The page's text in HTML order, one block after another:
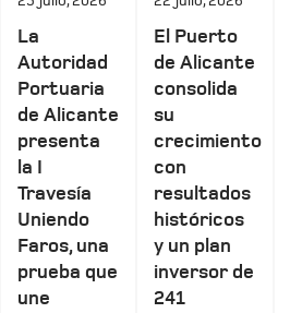
La
Autoridad
Portuaria
de Alicante
presenta
la I
Travesía
Uniendo
Faros, una
prueba que
une
El Puerto
de Alicante
consolida
su
crecimiento
con
resultados
históricos
y un plan
inversor de
241